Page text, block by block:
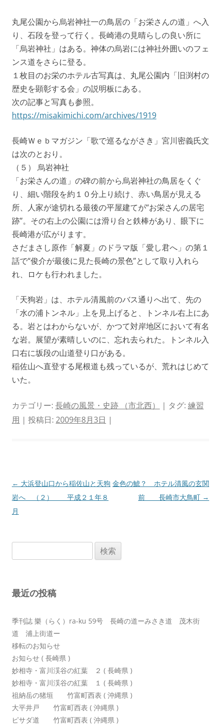
丸尾公園から烏岩神社一の鳥居の「お栄さんの道」へ入
り、石段を登って行く。長崎港の見晴らしの良い所に
「烏岩神社」はある。神体の烏岩には神社外囲いのフェ
ンス道をさらに登る。
１枚目のお栄のホテル古写真は、丸尾公園内「旧渕村の
歴史を顕彰する会」の説明板にある。
次の記事と写真も参照。
https://misakimichi.com/archives/1919
長崎Ｗｅｂマガジン「歌で巡るながさき」宮川密義氏文
は次のとおり。
（５） 烏岩神社
「お栄さんの道」の碑の前から烏岩神社の鳥居をくぐ
り、細い階段を約１０分上り続け、赤い鳥居が見える
所、人家が途切れる最後の平屋建てが“お栄さんの居宅
跡”。その右上の公園には滑り台と鉄棒があり、眼下に
長崎港が広がります。
さだまさし原作「解夏」のドラマ版「愛し君へ」の第１
話で“俊介が最後に見た長崎の景色”として取り入れら
れ、ロケも行われました。
「天狗岩」は、ホテル清風前のバス通りへ出て、先の
「水の浦トンネル」上を見上げると、トンネル右上にあ
る。岩とはわからないが、かつて対岸地区において有名
な岩。展望が素晴しいのに、忘れ去られた。トンネル入
口右に坂段の山道登り口がある。
稲佐山へ直登する尾根道も残っているが、荒れはじめて
いた。
カテゴリー: 長崎の風景・史跡 （市北西） | タグ: 練習
用 | 投稿日: 2009年8月3日 |
投
稿
ナ
ン
← 大浜登山口から稲佐山と天狗
岩へ （２） 平成２１年８
月
金色の鯱？ ホテル清風の玄関
前 長崎市大鳥町 →
索:
最近の投稿
季刊誌 樂（らく）ra-ku 59号 長崎の道ーみさき道 茂木街
道 浦上街道ー
移転のお知らせ
お知らせ ( 長崎県 )
妙相寺・富川渓谷の紅葉 ２ ( 長崎県 )
妙相寺・富川渓谷の紅葉 １ ( 長崎県 )
祖納岳の猪垣 竹富町西表 ( 沖縄県 )
大平井戸 竹富町西表 ( 沖縄県 )
ピサダ道 竹富町西表 ( 沖縄県 )